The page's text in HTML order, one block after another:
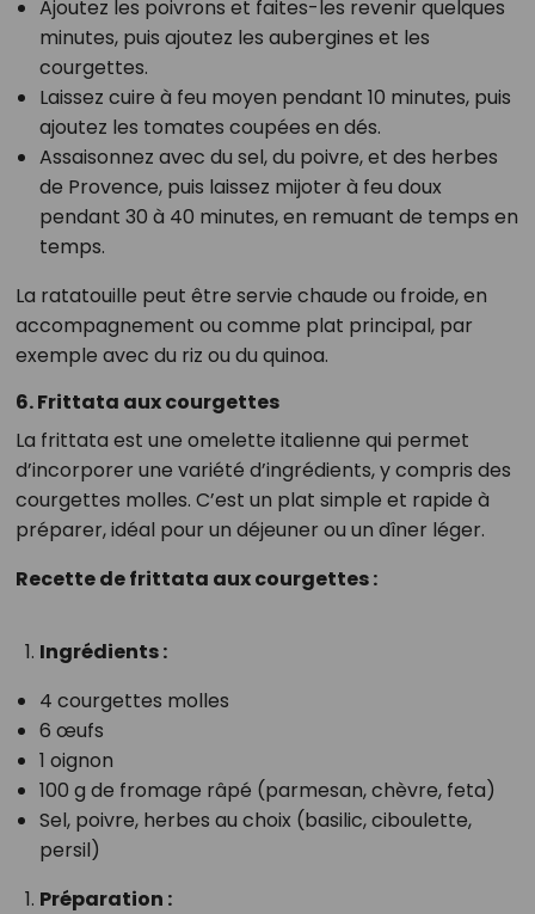
Ajoutez les poivrons et faites-les revenir quelques
minutes, puis ajoutez les aubergines et les
courgettes.
Laissez cuire à feu moyen pendant 10 minutes, puis
ajoutez les tomates coupées en dés.
Assaisonnez avec du sel, du poivre, et des herbes
de Provence, puis laissez mijoter à feu doux
pendant 30 à 40 minutes, en remuant de temps en
temps.
La ratatouille peut être servie chaude ou froide, en
accompagnement ou comme plat principal, par
exemple avec du riz ou du quinoa.
6. Frittata aux courgettes
La frittata est une omelette italienne qui permet
d’incorporer une variété d’ingrédients, y compris des
courgettes molles. C’est un plat simple et rapide à
préparer, idéal pour un déjeuner ou un dîner léger.
Recette de frittata aux courgettes :
Ingrédients :
4 courgettes molles
6 œufs
1 oignon
100 g de fromage râpé (parmesan, chèvre, feta)
Sel, poivre, herbes au choix (basilic, ciboulette,
persil)
Préparation :